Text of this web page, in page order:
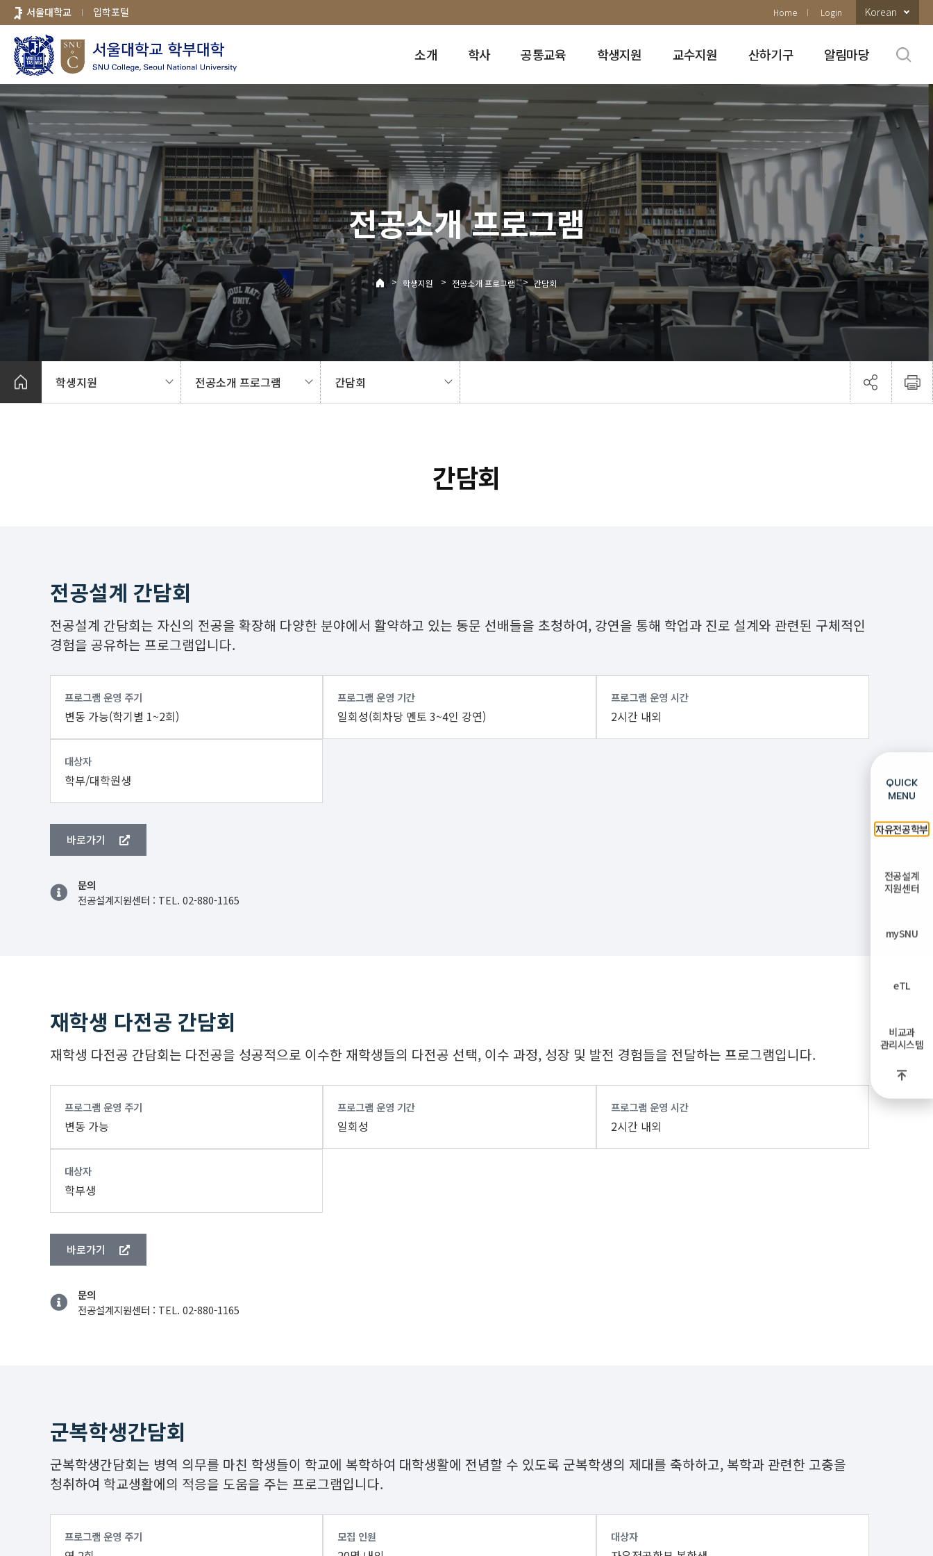
바로가기
메뉴
서울대학교 입학포털 Home Login Korean
소개 학사 공통교육 학생지원 교수지원 산하기구 알림마당
전공소개 프로그램
> 학생지원 > 전공소개 프로그램 > 간담회
학생지원 전공소개 프로그램 간담회
간담회
전공설계 간담회
전공설계 간담회는 자신의 전공을 확장해 다양한 분야에서 활약하고 있는 동문 선배들을 초청하여, 강연을 통해 학업과 진로 설계와 관련된 구체적인
경험을 공유하는 프로그램입니다.
프로그램 운영 주기
변동 가능(학기별 1~2회)
프로그램 운영 기간
일회성(회차당 멘토 3~4인 강연)
프로그램 운영 시간
2시간 내외
대상자
학부/대학원생
바로가기
문의
전공설계지원센터 : TEL. 02-880-1165
재학생 다전공 간담회
재학생 다전공 간담회는 다전공을 성공적으로 이수한 재학생들의 다전공 선택, 이수 과정, 성장 및 발전 경험들을 전달하는 프로그램입니다.
프로그램 운영 주기
변동 가능
프로그램 운영 기간
일회성
프로그램 운영 시간
2시간 내외
대상자
학부생
바로가기
문의
전공설계지원센터 : TEL. 02-880-1165
군복학생간담회
군복학생간담회는 병역 의무를 마친 학생들이 학교에 복학하여 대학생활에 전념할 수 있도록 군복학생의 제대를 축하하고, 복학과 관련한 고충을
청취하여 학교생활에의 적응을 도움을 주는 프로그램입니다.
프로그램 운영 주기 모집 인원 대상자
QUICK
MENU
자유전공학부
전공설계
지원센터
mySNU
eTL
비교과
관리시스템